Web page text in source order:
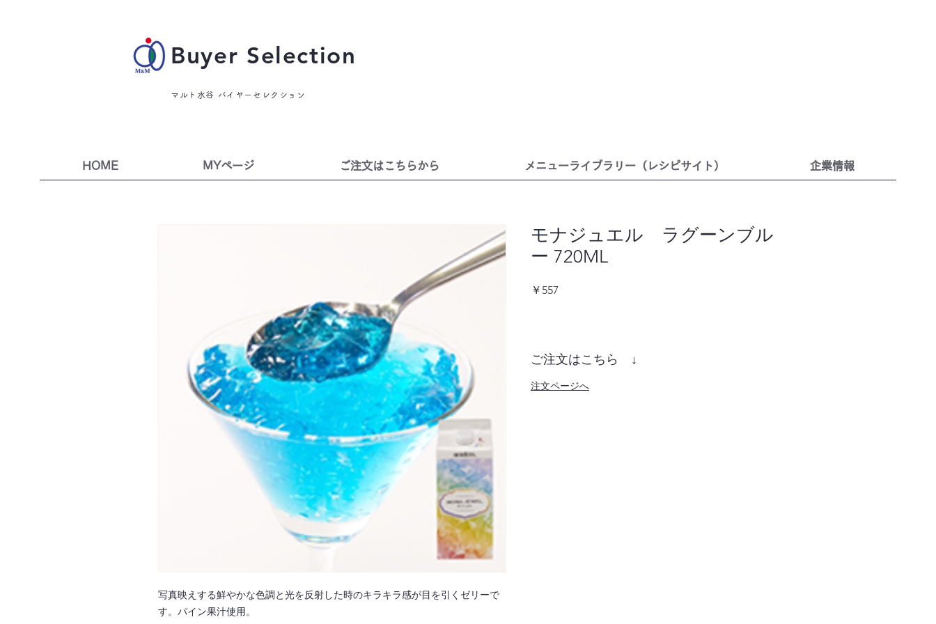
Buyer Selection
マルト水谷 バイヤーセレクション
HOME MYページ ご注文はこちらから メニューライブラリー（レシピサイト） 企業情報
写真映えする鮮やかな色調と光を反射した時のキラキラ感が目を引くゼリーで
す。パイン果汁使用。
モナジュエル ラグーンブル
ー 720ML
￥557
ご注文はこちら ↓
注文ページへ